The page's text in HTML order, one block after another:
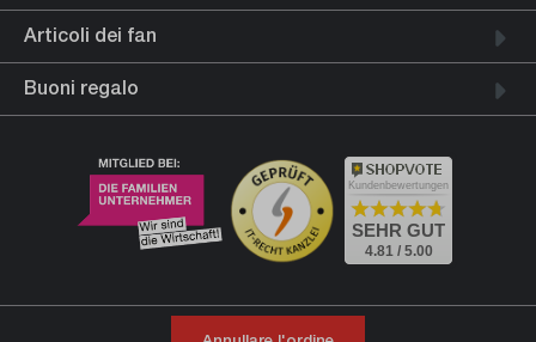
Articoli dei fan
Buoni regalo
Kundenbewertungen
SEHR GUT
4.81 / 5.00